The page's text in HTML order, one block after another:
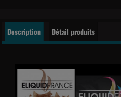
Description Détail produits